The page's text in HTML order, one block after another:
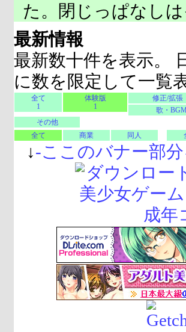
た。閉じっぱなし
最新情報
最新数十件を表示。
に数を限定して一覧
全て
1
体験版
1
修正/拡張
歌・BGM
その他
全て
商業 同人
↓-ここのバナー部